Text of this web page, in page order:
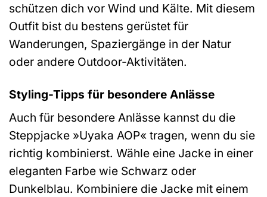
schützen dich vor Wind und Kälte. Mit diesem
Outfit bist du bestens gerüstet für
Wanderungen, Spaziergänge in der Natur
oder andere Outdoor-Aktivitäten.
Styling-Tipps für besondere Anlässe
Auch für besondere Anlässe kannst du die
Steppjacke »Uyaka AOP« tragen, wenn du sie
richtig kombinierst. Wähle eine Jacke in einer
eleganten Farbe wie Schwarz oder
Dunkelblau. Kombiniere die Jacke mit einem